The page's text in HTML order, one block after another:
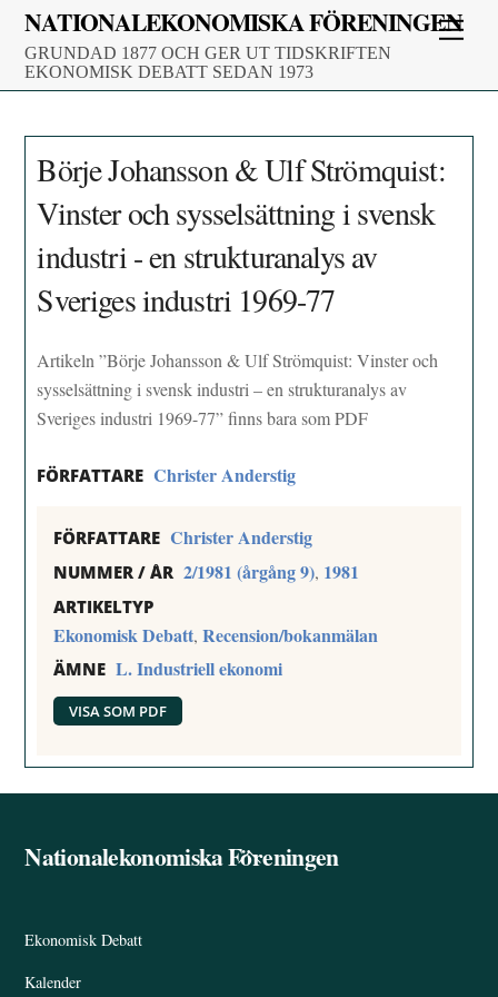
Skip
content
NATIONALEKONOMISKA FÖRENINGEN
GRUNDAD 1877 OCH GER UT TIDSKRIFTEN
EKONOMISK DEBATT SEDAN 1973
Börje Johansson & Ulf Strömquist:
Vinster och sysselsättning i svensk
industri - en strukturanalys av
Sveriges industri 1969-77
Artikeln ”Börje Johansson & Ulf Strömquist: Vinster och
sysselsättning i svensk industri – en strukturanalys av
Sveriges industri 1969-77” finns bara som PDF
FÖRFATTARE Christer Anderstig
FÖRFATTARE Christer Anderstig
NUMMER / ÅR 2/1981 (årgång 9), 1981
ARTIKELTYP
Ekonomisk Debatt,Recension/bokanmälan
ÄMNE L. Industriell ekonomi
VISA SOM PDF
Back
Nationalekonomiska Föreningen
Ekonomisk Debatt
Kalender